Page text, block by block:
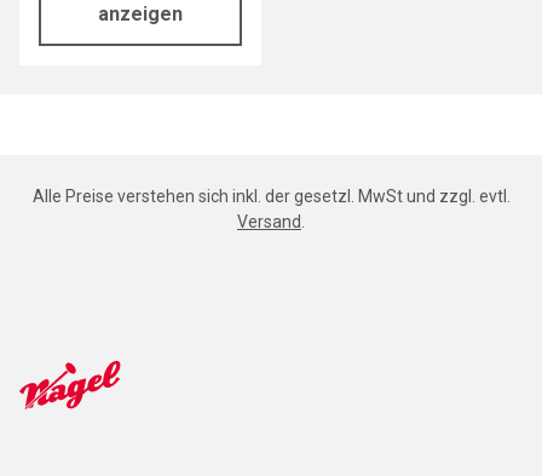
anzeigen
Alle Preise verstehen sich inkl. der gesetzl. MwSt und zzgl. evtl.
Versand